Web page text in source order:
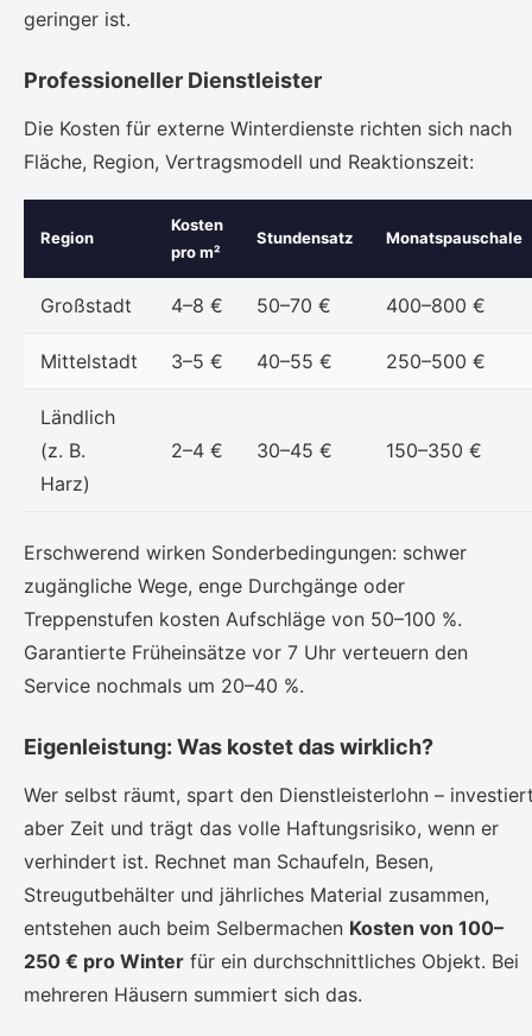
geringer ist.
Professioneller Dienstleister
Die Kosten für externe Winterdienste richten sich nach
Fläche, Region, Vertragsmodell und Reaktionszeit:
Region
Kosten
pro m²
Stundensatz Monatspauschale
Großstadt 4–8 € 50–70 € 400–800 €
Mittelstadt 3–5 € 40–55 € 250–500 €
Ländlich
(z. B.
Harz)
2–4 € 30–45 € 150–350 €
Erschwerend wirken Sonderbedingungen: schwer
zugängliche Wege, enge Durchgänge oder
Treppenstufen kosten Aufschläge von 50–100 %.
Garantierte Früheinsätze vor 7 Uhr verteuern den
Service nochmals um 20–40 %.
Eigenleistung: Was kostet das wirklich?
Wer selbst räumt, spart den Dienstleisterlohn –
aber Zeit und trägt das volle Haftungsrisiko, wenn er
verhindert ist. Rechnet man Schaufeln, Besen,
Streugutbehälter und jährliches Material zusammen,
entstehen auch beim Selbermachen Kosten von 100–
250 € pro Winter für ein durchschnittliches Objekt. Bei
mehreren Häusern summiert sich das.